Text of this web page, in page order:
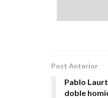
Post Anterior
Pablo
doble